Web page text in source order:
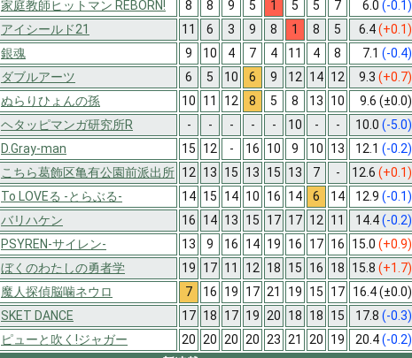
家庭教師ヒットマン REBORN! 8 8 9 5 1 5 5 7 6.0 (-0.1)
アイシールド21 11 6 3 9 8 1 8 5 6.4(+0.1)
銀魂 9 10 4 7 4 11 4 8 7.1 (-0.4)
ダブルアーツ 6 5 10 6 9 12 14 12 9.3 (+0.7)
ぬらりひょんの孫 10 11 12 8 5 8 13 10 9.6 (±0.0)
ヘタッピマンガ研究所R - - - - - 10 - - 10.0 (-5.0)
D.Gray-man 15 12 - 16 10 9 10 13 12.1 (-0.2)
こちら葛飾区亀有公園前派出所 12 13 15 13 15 13 7 - 12.6 (+0.1)
To LOVEる -とらぶる- 14 15 14 10 16 14 6 14 12.9 (-0.1)
バリハケン 16 14 13 15 17 17 12 11 14.4(-0.2)
PSYREN-サイレン- 13 9 16 14 19 16 17 16 15.0 (+0.9)
ぼくのわたしの勇者学 19 17 11 12 18 15 16 18 15.8 (+1.7)
魔人探偵脳噛ネウロ 7 16 19 17 21 19 15 17 16.4(±0.0)
SKET DANCE 17 18 17 19 20 18 18 15 17.8 (-0.3)
ピューと吹く!ジャガー 20 20 20 20 23 21 20 19 20.4(-0.2)